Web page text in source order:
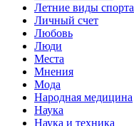
Летние виды спорта
Личный счет
Любовь
Люди
Места
Мнения
Мода
Народная медицина
Наука
Наука и техника